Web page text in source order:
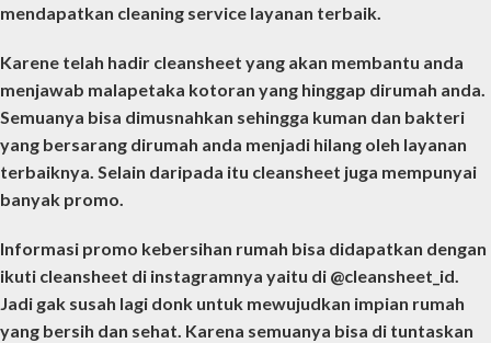
mendapatkan cleaning service layanan terbaik.
Karene telah hadir cleansheet yang akan membantu anda
menjawab malapetaka kotoran yang hinggap dirumah anda.
Semuanya bisa dimusnahkan sehingga kuman dan bakteri
yang bersarang dirumah anda menjadi hilang oleh layanan
terbaiknya. Selain daripada itu cleansheet juga mempunyai
banyak promo.
Informasi promo kebersihan rumah bisa didapatkan dengan
ikuti cleansheet di instagramnya yaitu di @cleansheet_id.
Jadi gak susah lagi donk untuk mewujudkan impian rumah
yang bersih dan sehat. Karena semuanya bisa di tuntaskan